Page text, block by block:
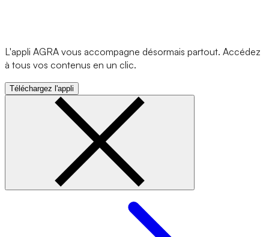
L'appli AGRA vous accompagne désormais partout. Accédez
à tous vos contenus en un clic.
Téléchargez l'appli